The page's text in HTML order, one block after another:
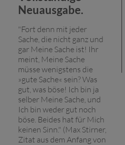
Neuausgabe.
"Fort denn mit jeder
Sache, die nicht ganz und
gar Meine Sache ist! Ihr
meint, Meine Sache
müsse wenigstens die
»gute Sache« sein? Was
gut, was böse! Ich bin ja
selber Meine Sache, und
Ich bin weder gut noch
böse. Beides hat für Mich
keinen Sinn." (Max Stirner,
Zitat aus dem Anfang von